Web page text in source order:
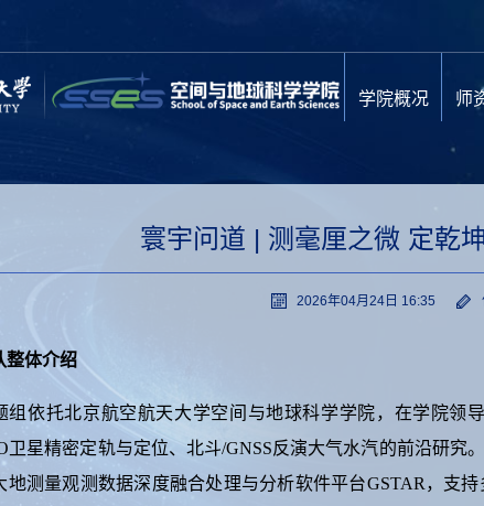
学院概况 师
寰宇问道 | 测毫厘之微 定
2026年04月24日 16:35
整体介绍
组依托北京航空航天大学空间与地球科学学院，在学院领
卫星精密定轨与定位、北斗/GNSS反演大气水汽的前沿研
地测量观测数据深度融合处理与分析软件平台GSTAR，支